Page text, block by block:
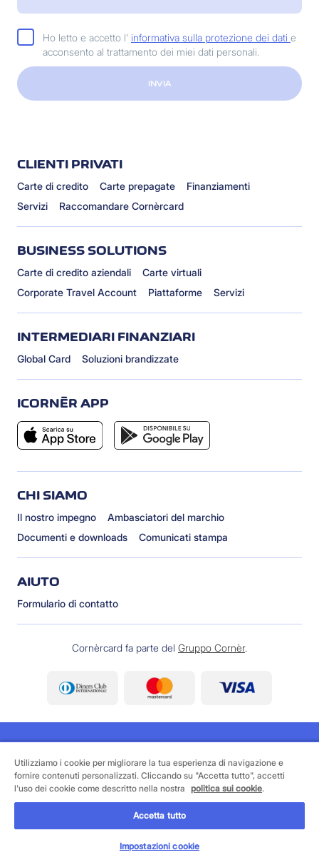
Ho letto e accetto l' informativa sulla protezione dei dati e
acconsento al trattamento dei miei dati personali.
INVIA
CLIENTI PRIVATI
Carte di credito Carte prepagate
Finanziamenti
Servizi
Raccomandare Cornèrcard
BUSINESS SOLUTIONS
Carte di credito aziendali
Carte virtuali
Corporate Travel Account
Piattaforme Servizi
INTERMEDIARI FINANZIARI
Global Card Soluzioni brandizzate
ICORNÈR APP
CHI SIAMO
Il nostro impegno
Ambasciatori del marchio
Documenti e downloads
Comunicati stampa
AIUTO
Formulario di contatto
Cornèrcard fa parte del Gruppo Cornèr.
©2026 Cornèrcard - Cornèr Banca SA, Cornèrcard,
Via Canova 16, 6901 Lugano
Area legale
Cookie policy
Informativa sulla protezione dei dati
Utilizziamo i cookie per migliorare la tua esperienza di navigazione e
fornire contenuti personalizzati. Cliccando su "Accetta tutto", accetti
l'uso dei cookie come descritto nella nostra politica sui cookie.
Accetta tutto
Impostazioni cookie